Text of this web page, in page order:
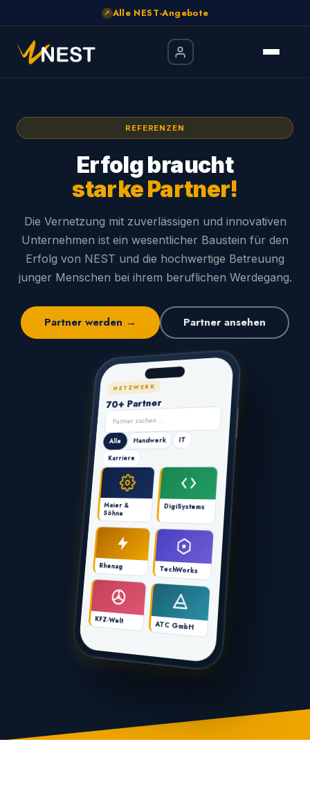
↗ Alle NEST-Angebote
REFERENZEN
Erfolg braucht
starke Partner!
Die Vernetzung mit zuverlässigen und innovativen
Unternehmen ist ein wesentlicher Baustein für den
Erfolg von NEST und die hochwertige Betreuung
junger Menschen bei ihrem beruflichen Werdegang.
Partner werden → Partner ansehen
NETZWERK
70+ Partner
Partner suchen …
Alle Handwerk IT
Karriere
Maier &
Söhne
DigiSystems
Rhenag TechWorks
KFZ-Welt ATC GmbH